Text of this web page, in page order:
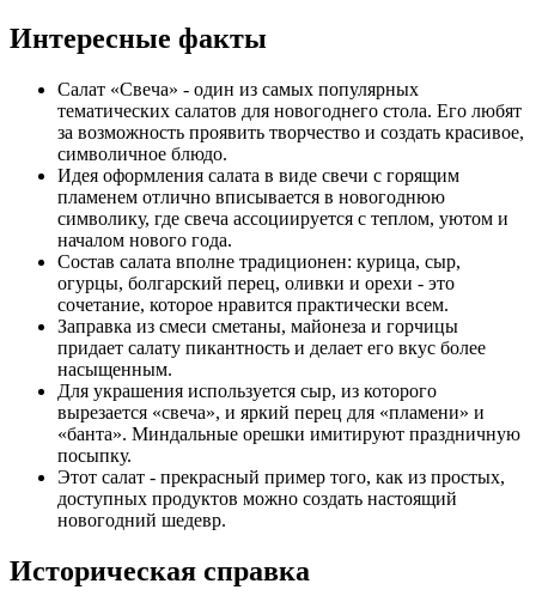
Интересные факты
Салат «Свеча» - один из самых популярных
тематических салатов для новогоднего стола. Его любят
за возможность проявить творчество и создать красивое,
символичное блюдо.
Идея оформления салата в виде свечи с горящим
пламенем отлично вписывается в новогоднюю
символику, где свеча ассоциируется с теплом, уютом и
началом нового года.
Состав салата вполне традиционен: курица, сыр,
огурцы, болгарский перец, оливки и орехи - это
сочетание, которое нравится практически всем.
Заправка из смеси сметаны, майонеза и горчицы
придает салату пикантность и делает его вкус более
насыщенным.
Для украшения используется сыр, из которого
вырезается «свеча», и яркий перец для «пламени» и
«банта». Миндальные орешки имитируют праздничную
посыпку.
Этот салат - прекрасный пример того, как из простых,
доступных продуктов можно создать настоящий
новогодний шедевр.
Историческая справка